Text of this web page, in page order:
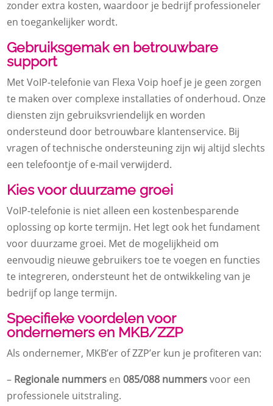
zonder extra kosten, waardoor je bedrijf professioneler
en toegankelijker wordt.
Gebruiksgemak en betrouwbare
support
Met VoIP-telefonie van Flexa Voip hoef je je geen zorgen
te maken over complexe installaties of onderhoud. Onze
diensten zijn gebruiksvriendelijk en worden
ondersteund door betrouwbare klantenservice. Bij
vragen of technische ondersteuning zijn wij altijd slechts
een telefoontje of e-mail verwijderd.
Kies voor duurzame groei
VoIP-telefonie is niet alleen een kostenbesparende
oplossing op korte termijn. Het legt ook het fundament
voor duurzame groei. Met de mogelijkheid om
eenvoudig nieuwe gebruikers toe te voegen en functies
te integreren, ondersteunt het de ontwikkeling van je
bedrijf op lange termijn.
Specifieke voordelen voor
ondernemers en MKB/ZZP
Als ondernemer, MKB’er of ZZP’er kun je profiteren van:
– Regionale nummers en085/088 nummersvoor een
professionele uitstraling.